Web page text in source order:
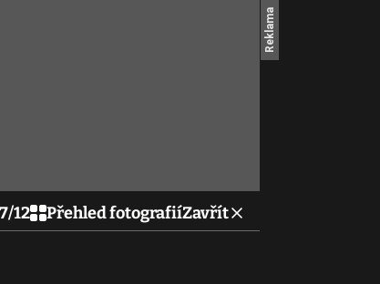
7/12 Přehled fotografiíZavřít